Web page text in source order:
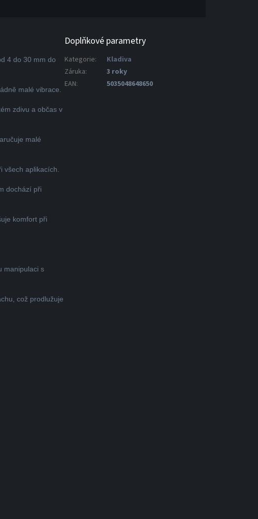
4 do 30 mm do
malé vibrace.
zdivu a občas v
malé
všech aplikacích.
dochází při
komfort při
manipulaci s
což prodlužuje
Doplňkové parametry
Kategorie:
Kladiva
Záruka:
3 roky
EAN: 5035048648650